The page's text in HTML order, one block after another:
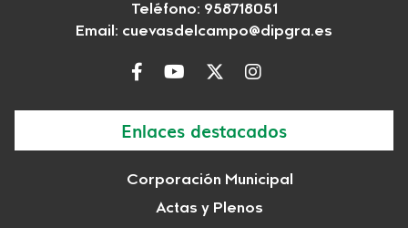
Teléfono: 958718051
Email: cuevasdelcampo@dipgra.es
Enlaces destacados
Corporación Municipal
Actas y Plenos